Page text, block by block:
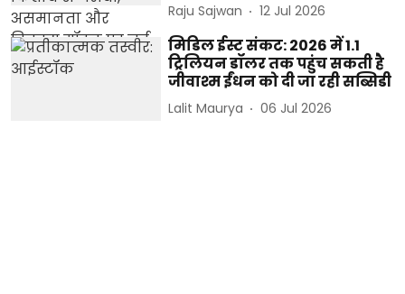
Raju Sajwan 12 Jul 2026
मिडिल ईस्ट संकट: 2026 में 1.1
ट्रिलियन डॉलर तक पहुंच सकती है
जीवाश्म ईंधन को दी जा रही सब्सिडी
Lalit Maurya 06 Jul 2026